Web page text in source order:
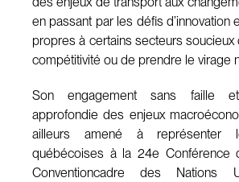
en passant par les défis d’innovation
propres à certains secteurs soucieux
compétitivité ou de prendre le virage
Son engagement sans faille
approfondie des enjeux
ailleurs amené à représenter
québécoises à la 24e Conférence
Conventioncadre des